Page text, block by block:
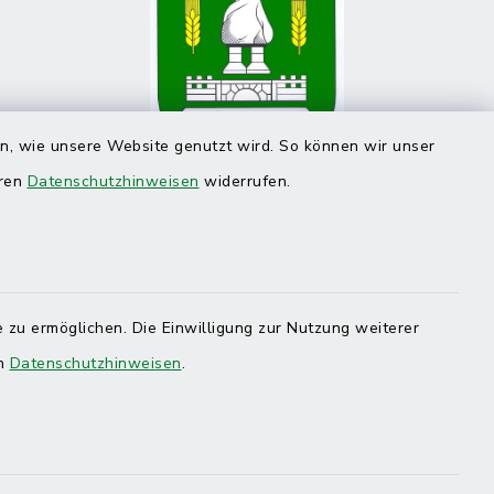
wie unsere Website genutzt wird. So können wir unser
Datenschutzhinweisen widerrufen.
ermöglichen. Die Einwilligung zur Nutzung weiterer
Datenschutzhinweisen.